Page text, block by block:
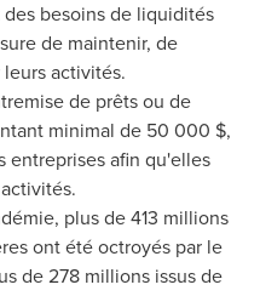
besoins de liquidités
de maintenir, de
activités.
de prêts ou de
minimal de 50 000 $,
entreprises afin qu'elles
plus de 413 millions
ont été octroyés par le
de 278 millions issus de